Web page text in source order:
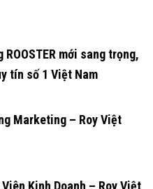
ROOSTER mới sang trọng,
tín số 1 Việt Nam
Marketing – Roy Việt
Kinh Doanh – Roy Việt